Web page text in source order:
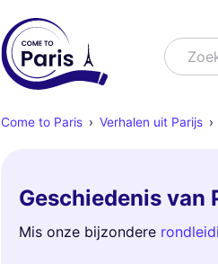
Zoek
Come to Paris Verhalen uit Parijs
Geschiedenis van
Mis onze bijzondere